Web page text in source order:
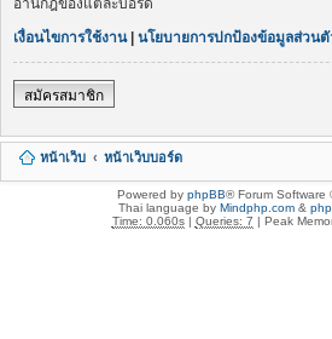
เงื่อนไขการใช้งาน| นโยบายการปกป้องข้อมูลส่วนตั
สมัครสมาชิก
หน้าเว็บ หน้าเว็บบอร์ด
Powered by phpBB® Forum Software
Thai language by Mindphp.com&
Time: 0.060s| Queries: 7 | Peak